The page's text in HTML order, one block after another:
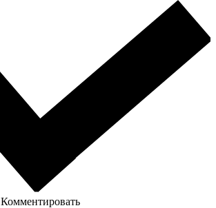
Комментировать